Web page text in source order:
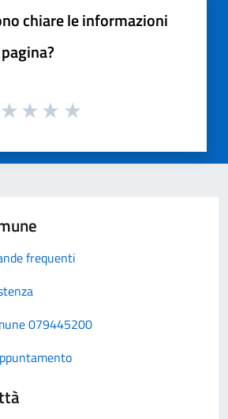
chiare le informazioni
frequenti
079445200